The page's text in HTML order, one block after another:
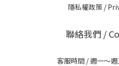
隱私權政策 /
聯絡我們 /
客服時間 / 週一～